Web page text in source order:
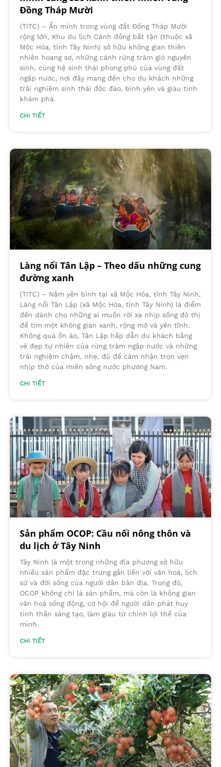
Đồng Tháp Mười
(TITC) – Ẩn mình trong vùng đất Đồng Tháp Mười
rộng lớn, Khu du lịch Cánh đồng bất tận (thuộc xã
Mộc Hóa, tỉnh Tây Ninh) sở hữu không gian thiên
nhiên hoang sơ, những cánh rừng tràm gió nguyên
sinh, cùng hệ sinh thái phong phú của vùng đất
ngập nước, nơi đây mang đến cho du khách những
trải nghiệm sinh thái độc đáo, bình yên và giàu tính
khám phá.
CHI TIẾT
Làng nổi Tân Lập – Theo dấu những cung
đường xanh
(TITC) – Nằm yên bình tại xã Mộc Hóa, tỉnh Tây Ninh,
Làng nổi Tân Lập (xã Mộc Hóa, tỉnh Tây Ninh) là điểm
đến dành cho những ai muốn rời xa nhịp sống đô thị
để tìm một không gian xanh, rộng mở và yên tĩnh.
Không quá ồn ào, Tân Lập hấp dẫn du khách bằng
vẻ đẹp tự nhiên của rừng tràm ngập nước và những
trải nghiệm chậm, nhẹ, đủ để cảm nhận trọn vẹn
nhịp thở của miền sông nước phương Nam.
CHI TIẾT
Sản phẩm OCOP: Cầu nối nông thôn và
du lịch ở Tây Ninh
Tây Ninh là một trong những địa phương sở hữu
nhiều sản phẩm đặc trưng gắn liền với văn hoá, lịch
sử và đời sống của người dân bản địa. Trong đó,
OCOP không chỉ là sản phẩm, mà còn là không gian
văn hoá sống động, cơ hội để người dân phát huy
tinh thần sáng tạo, làm giàu từ chính lợi thế của
mình.
CHI TIẾT